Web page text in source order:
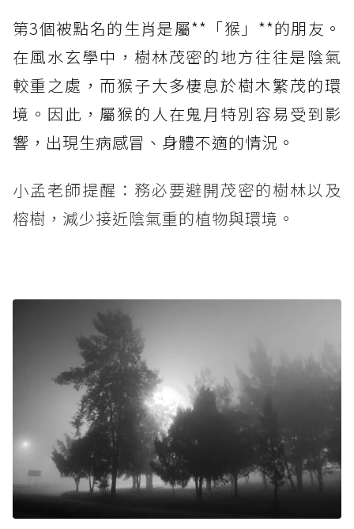
第3個被點名的生肖是屬**「猴」**的朋友。
在風水玄學中，樹林茂密的地方往往是陰氣
較重之處，而猴子大多棲息於樹木繁茂的環
境。因此，屬猴的人在鬼月特別容易受到影
響，出現生病感冒、身體不適的情況。
小孟老師提醒：務必要避開茂密的樹林以及
榕樹，減少接近陰氣重的植物與環境。